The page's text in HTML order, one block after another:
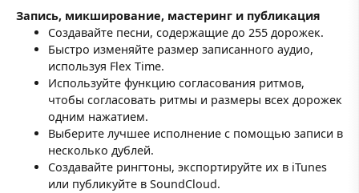
Запись, микширование, мастеринг и публикация
Создавайте песни, содержащие до 255 дорожек.
Быстро изменяйте размер записанного аудио,
используя Flex Time.
Используйте функцию согласования ритмов,
чтобы согласовать ритмы и размеры всех дорожек
одним нажатием.
Выберите лучшее исполнение с помощью записи в
несколько дублей.
Создавайте рингтоны, экспортируйте их в iTunes
или публикуйте в SoundCloud.